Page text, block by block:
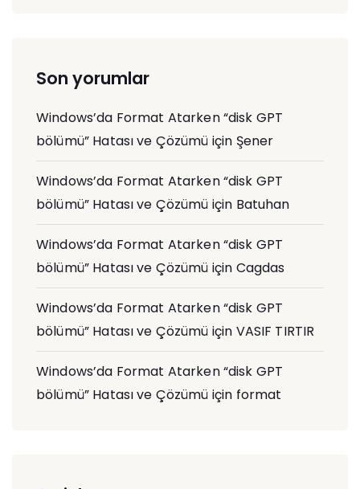
Son yorumlar
Windows’da Format Atarken “disk GPT
bölümü” Hatası ve Çözümü için Şener
Windows’da Format Atarken “disk GPT
bölümü” Hatası ve Çözümü için Batuhan
Windows’da Format Atarken “disk GPT
bölümü” Hatası ve Çözümü için Cagdas
Windows’da Format Atarken “disk GPT
bölümü” Hatası ve Çözümü için VASIF TIRTIR
Windows’da Format Atarken “disk GPT
bölümü” Hatası ve Çözümü için format